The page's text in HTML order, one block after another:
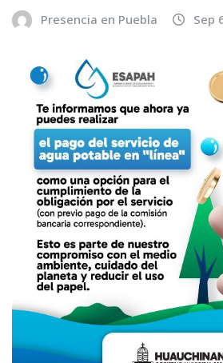
Presencia en Puebla Sep